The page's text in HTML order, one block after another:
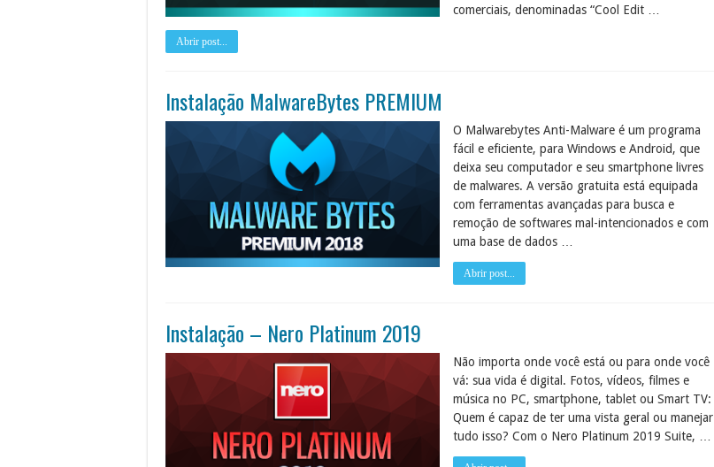
comerciais, denominadas “Cool Edit …
Abrir post...
Instalação MalwareBytes PREMIUM
O Malwarebytes Anti-Malware é um programa
fácil e eficiente, para Windows e Android, que
deixa seu computador e seu smartphone livres
de malwares. A versão gratuita está equipada
com ferramentas avançadas para busca e
remoção de softwares mal-intencionados e com
uma base de dados …
Abrir post...
Instalação – Nero Platinum 2019
Não importa onde você está ou para onde você
vá: sua vida é digital. Fotos, vídeos, filmes e
música no PC, smartphone, tablet ou Smart TV:
Quem é capaz de ter uma vista geral ou manejar
tudo isso? Com o Nero Platinum 2019 Suite, …